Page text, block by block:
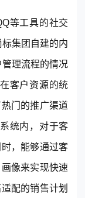
等工具的社交
集团自建的内
理流程的情况
客户资源的统
门的推广渠道
统内，对于客
，能够通过客
像来实现快速
配的销售计划